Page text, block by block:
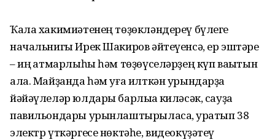
Ҡала хакимиәтенең төҙөкләндереү бүлеге
начальнигы Ирек Шакиров әйтеүенсә, ер эштәре
– иң ҡатмарлыһы һәм төҙөүселәрҙең күп ваҡытын
ала. Майҙанда һәм уға илткән урындарҙа
йәйәүлеләр юлдары барлыҡҡа киләсәк, сауҙа
павильондары урынлаштырыласаҡ, уратып 38
электр үткәргесе нөктәһе, видеокүҙәтеү